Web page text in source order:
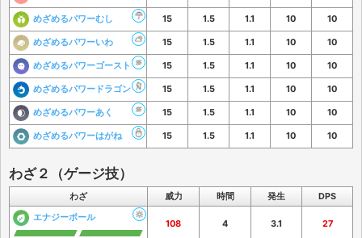
めざめるパワーむし 15 1.5 1.1 10 10
めざめるパワーいわ 15 1.5 1.1 10 10
めざめるパワーゴースト 15 1.5 1.1 10 10
めざめるパワードラゴン 15 1.5 1.1 10 10
めざめるパワーあく 15 1.5 1.1 10 10
めざめるパワーはがね 15 1.5 1.1 10 10
わざ２（ゲージ技）
わざ 威力 時間 発生
DPS
エナジーボール
108 4 3.1 27